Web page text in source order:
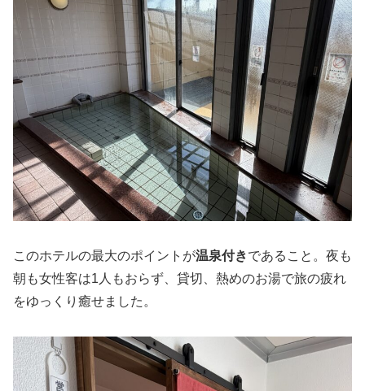
このホテルの最大のポイントが温泉付きであること。夜も
朝も女性客は1人もおらず、貸切、熱めのお湯で旅の疲れ
をゆっくり癒せました。